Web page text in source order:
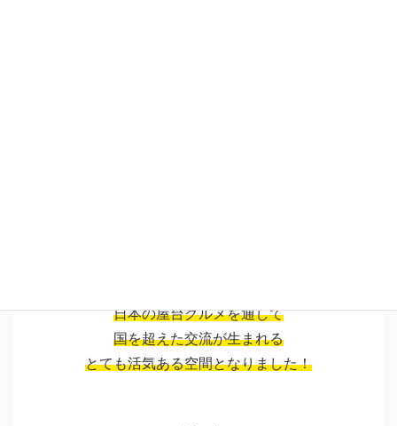
日本の屋台グルメを通して
国を超えた交流が生まれる
とても活気ある空間となりました！